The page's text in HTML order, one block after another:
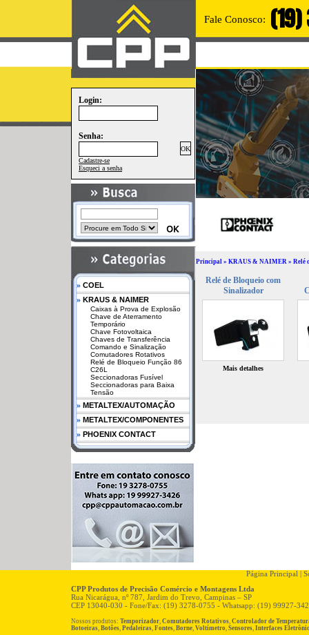
Fale Conosco:
Login:
Senha:
Cadastre-se
Esqueci a senha
» COEL
» KRAUS & NAIMER
Caixas à Prova de Explosão
Chave de Aterramento
Temporário
Chave Fotovoltaica
Chaves de Transferência
Comando e Sinalização
Comutadores Rotativos
Relé de Bloqueio Função 86
C26L
Seccionadoras Fusível
Seccionadoras para Baixa
Tensão
» METALTEX/AUTOMAÇÃO
» METALTEX/COMPONENTES
» PHOENIX CONTACT
Principal» KRAUS & NAIMER» Relé
Relé de Bloqueio com
Sinalizador
Mais detalhes
Página Principal |
CPP Produtos de Precisão Comércio e Montagens Ltda
Rua Nicarágua, nº 787, Jardim do Trevo, Campinas – SP
CEP 13040-030 - Fone/Fax: (19) 3278-0755 - Whatsapp: (19) 99927-
Nossos produtos: Temporizador, Comutadores Rotativos, Controlador de
Botoeiras, Botões, Pedaleiras, Fontes, Borne, Voltímetro, Sensores, Interfaces